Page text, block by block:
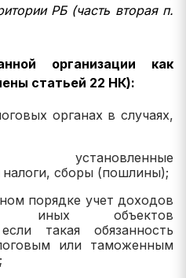
РБ (часть вторая п.
организации как
статьей 22 НК):
органах в случаях,
установленные
налоги, сборы (пошлины);
порядке учет доходов
иных объектов
такая обязанность
или таможенным